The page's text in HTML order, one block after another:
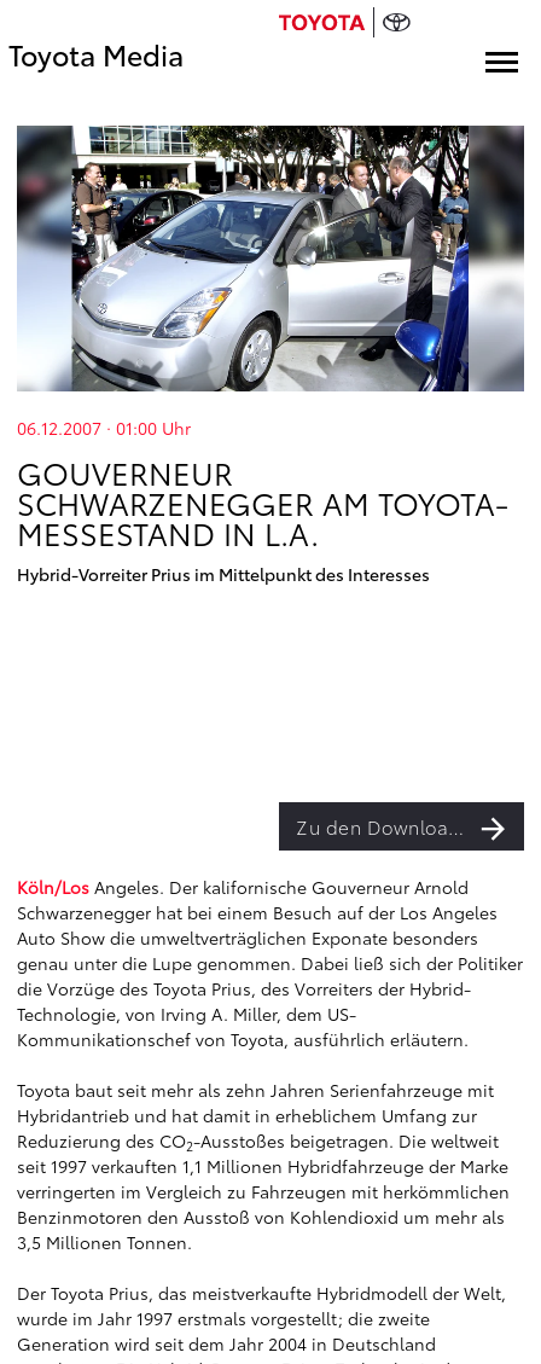
Toyota Media
06.12.2007 · 01:00 Uhr
GOUVERNEUR
SCHWARZENEGGER AM TOYOTA-
MESSESTAND IN L.A.
Hybrid-Vorreiter Prius im Mittelpunkt des Interesses
Zu den Downloads
Köln/Los Angeles. Der kalifornische Gouverneur Arnold
Schwarzenegger hat bei einem Besuch auf der Los Angeles
Auto Show die umweltverträglichen Exponate besonders
genau unter die Lupe genommen. Dabei ließ sich der Politiker
die Vorzüge des Toyota Prius, des Vorreiters der Hybrid-
Technologie, von Irving A. Miller, dem US-
Kommunikationschef von Toyota, ausführlich erläutern.
Toyota baut seit mehr als zehn Jahren Serienfahrzeuge mit
Hybridantrieb und hat damit in erheblichem Umfang zur
Reduzierung des CO2-Ausstoßes beigetragen. Die weltweit
seit 1997 verkauften 1,1 Millionen Hybridfahrzeuge der Marke
verringerten im Vergleich zu Fahrzeugen mit herkömmlichen
Benzinmotoren den Ausstoß von Kohlendioxid um mehr als
3,5 Millionen Tonnen.
Der Toyota Prius, das meistverkaufte Hybridmodell der Welt,
wurde im Jahr 1997 erstmals vorgestellt; die zweite
Generation wird seit dem Jahr 2004 in Deutschland